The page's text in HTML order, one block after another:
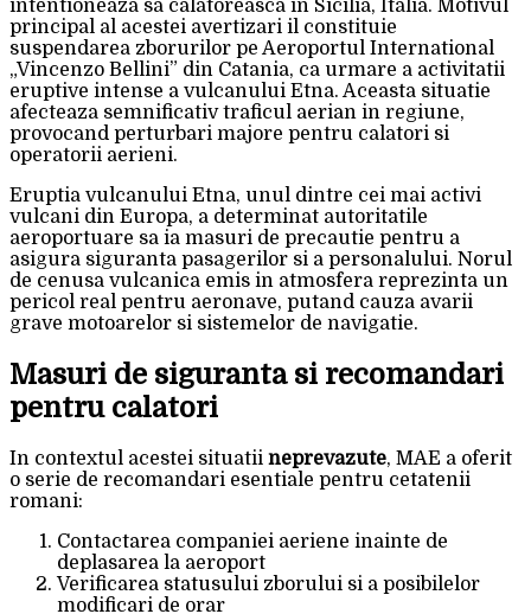
intentioneaza sa calatoreasca in Sicilia, Italia. Motivul
principal al acestei avertizari il constituie
suspendarea zborurilor pe Aeroportul International
„Vincenzo Bellini” din Catania, ca urmare a activitatii
eruptive intense a vulcanului Etna. Aceasta situatie
afecteaza semnificativ traficul aerian in regiune,
provocand perturbari majore pentru calatori si
operatorii aerieni.
Eruptia vulcanului Etna, unul dintre cei mai activi
vulcani din Europa, a determinat autoritatile
aeroportuare sa ia masuri de precautie pentru a
asigura siguranta pasagerilor si a personalului. Norul
de cenusa vulcanica emis in atmosfera reprezinta un
pericol real pentru aeronave, putand cauza avarii
grave motoarelor si sistemelor de navigatie.
Masuri de siguranta si recomandari
pentru calatori
In contextul acestei situatii neprevazute, MAE a oferit
o serie de recomandari esentiale pentru cetatenii
romani:
Contactarea companiei aeriene inainte de
deplasarea la aeroport
Verificarea statusului zborului si a posibilelor
modificari de orar